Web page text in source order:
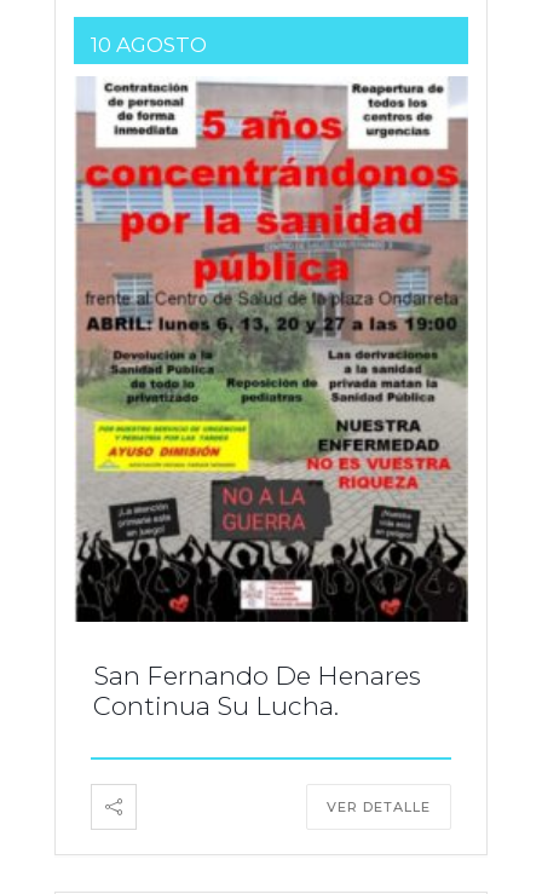
10 AGOSTO
San Fernando De Henares
Continua Su Lucha.
VER DETALLE